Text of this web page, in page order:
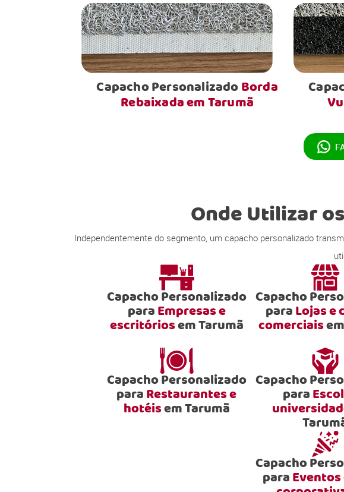
Capacho PersonalizadoBorda
Rebaixada em Tarumã
Onde Utilizar os
Independentemente do segmento, um capacho personalizado
Capacho Personalizado
paraEmpresas e
escritóriosem Tarumã
Capacho
paraLojas e
comerciais
Capacho Personalizado
paraRestaurantes e
hotéisem Tarumã
Capacho
para
Capacho
para